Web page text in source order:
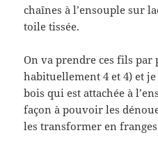
chaînes à l’ensouple sur
toile tissée.
On va prendre ces fils par
habituellement 4 et 4) et
bois qui est attachée à
façon à pouvoir les
les transformer en